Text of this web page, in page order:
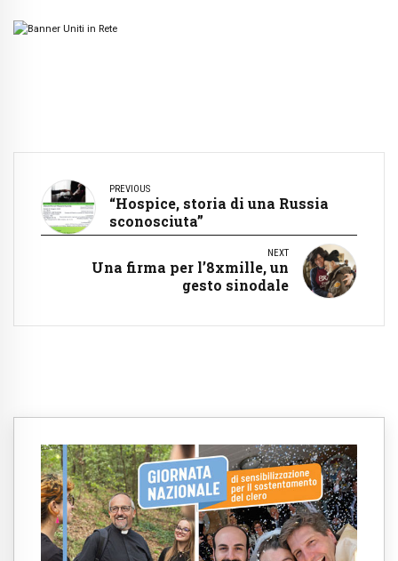
PREVIOUS
“Hospice, storia di una Russia
sconosciuta”
NEXT
Una firma per l’8xmille, un
gesto sinodale